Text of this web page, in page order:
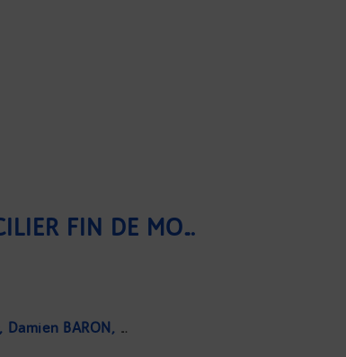
LOI CLIMAT : PEUT-ON CONCILIER FIN DE MOIS ET "FIN DU MONDE" DANS LES COPROPRIÉTÉS ? - PARTIE 1
Damien BARON
Tanguy DUPONT